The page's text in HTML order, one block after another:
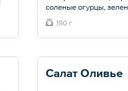
соленые огурцы,
маринованные опята,
блюду особую
ингредиенты
нерафинированного
Общий вес – 190 г
190 г
Салат Оливье